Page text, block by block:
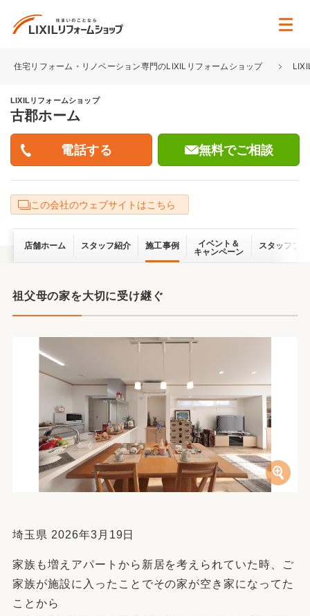
住宅リフォーム・リノベーション専門のLIXILリフォームショップ
LIXILリフォームショップ
古郡ホーム
無料でご相談
この会社のウェブサイトはこちら
店舗ホーム スタッフ紹介 施工事例
イベント＆
キャンペーン
スタッフブ
祖父母の家を大切に受け継ぐ
埼玉県 2026年3月19日
家族も増えアパートから新居を考えられていた時、ご
家族が施設に入ったことでその家が空き家になってた
ことから